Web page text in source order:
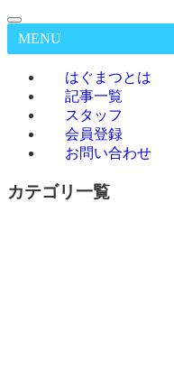
MENU
はぐまつとは
記事一覧
スタッフ
会員登録
お問い合わせ
カテゴリ一覧